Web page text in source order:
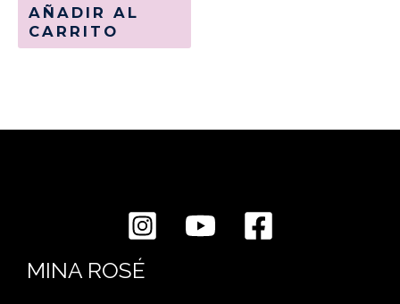
AÑADIR AL
CARRITO
MINA ROSÉ